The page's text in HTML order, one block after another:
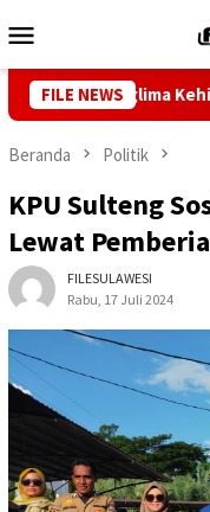
ke
Mobile
FILE NEWS
Panglima Kehidupan
Beranda Politik
KPU Sulteng
Lewat
FILESULAWESI
Rabu, 17 Juli 2024